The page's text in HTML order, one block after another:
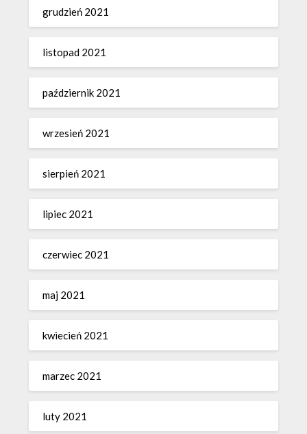
grudzień 2021
listopad 2021
październik 2021
wrzesień 2021
sierpień 2021
lipiec 2021
czerwiec 2021
maj 2021
kwiecień 2021
marzec 2021
luty 2021